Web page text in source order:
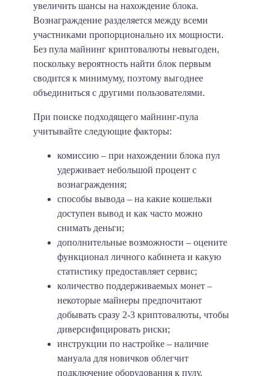
увеличить шансы на нахождение блока.
Вознаграждение разделяется между всеми
участниками пропорционально их мощности.
Без пула майнинг криптовалюты невыгоден,
поскольку вероятность найти блок первым
сводится к минимуму, поэтому выгоднее
объединиться с другими пользователями.
При поиске подходящего майнинг-пула
учитывайте следующие факторы:
комиссию – при нахождении блока пул
удерживает небольшой процент с
вознаграждения;
способы вывода – на какие кошельки
доступен вывод и как часто можно
снимать деньги;
дополнительные возможности – оцените
функционал личного кабинета и какую
статистику предоставляет сервис;
количество поддерживаемых монет –
некоторые майнеры предпочитают
добывать сразу 2-3 криптовалюты, чтобы
диверсифицировать риски;
инструкции по настройке – наличие
мануала для новичков облегчит
подключение оборудования к пулу.